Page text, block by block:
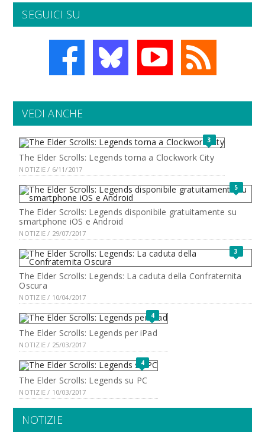
SEGUICI SU
VEDI ANCHE
3
The Elder Scrolls: Legends torna a Clockwork City
NOTIZIE / 6/11/2017
5
The Elder Scrolls: Legends disponibile gratuitamente su
smartphone iOS e Android
NOTIZIE / 29/07/2017
3
The Elder Scrolls: Legends: La caduta della Confraternita
Oscura
NOTIZIE / 10/04/2017
4
The Elder Scrolls: Legends per iPad
NOTIZIE / 25/03/2017
4
The Elder Scrolls: Legends su PC
NOTIZIE / 10/03/2017
NOTIZIE